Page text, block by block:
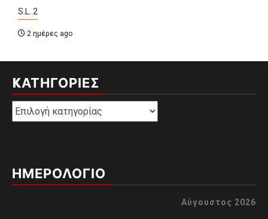
S.L. 2
2 ημέρες ago
KΑΤΗΓΟΡΊΕΣ
Kατηγορίες
ΗΜΕΡΟΛΟΓΙΟ
Αύγουστος 2026